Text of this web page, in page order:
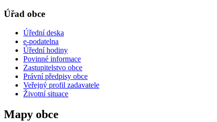
Úřad obce
Úřední deska
e-podatelna
Úřední hodiny
Povinné informace
Zastupitelstvo obce
Právní předpisy obce
Veřejný profil zadavatele
Životní situace
Mapy obce